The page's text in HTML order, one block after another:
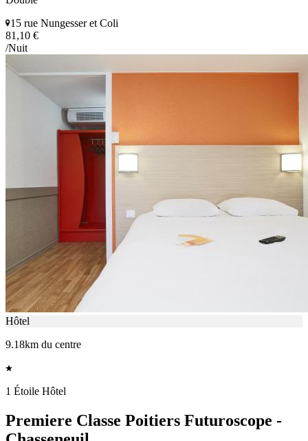
15 rue Nungesser et Coli
81,10 €
/Nuit
Hôtel
9.18km du centre
1 Étoile Hôtel
Premiere Classe Poitiers Futuroscope -